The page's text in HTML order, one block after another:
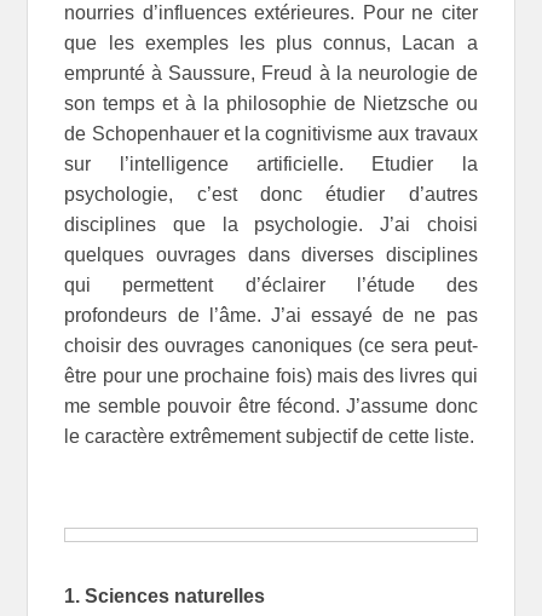
nourries d’influences extérieures. Pour ne citer
que les exemples les plus connus, Lacan a
emprunté à Saussure, Freud à la neurologie de
son temps et à la philosophie de Nietzsche ou
de Schopenhauer et la cognitivisme aux travaux
sur l’intelligence artificielle. Etudier la
psychologie, c’est donc étudier d’autres
disciplines que la psychologie. J’ai choisi
quelques ouvrages dans diverses disciplines
qui permettent d’éclairer l’étude des
profondeurs de l’âme. J’ai essayé de ne pas
choisir des ouvrages canoniques (ce sera peut-
être pour une prochaine fois) mais des livres qui
me semble pouvoir être fécond. J’assume donc
le caractère extrêmement subjectif de cette liste.
1. Sciences naturelles